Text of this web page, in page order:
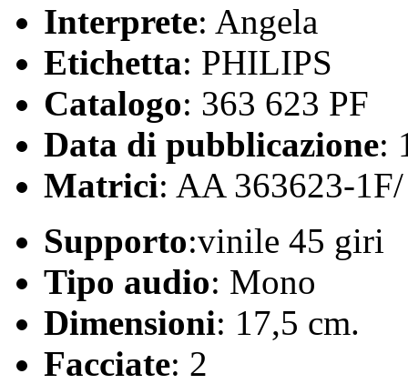
Interprete: Angela
Etichetta: PHILIPS
Catalogo: 363 623 PF
Data di pubblicazione:
Matrici: AA 363623-
Supporto:vinile 45 giri
Tipo audio: Mono
Dimensioni: 17,5 cm.
Facciate: 2